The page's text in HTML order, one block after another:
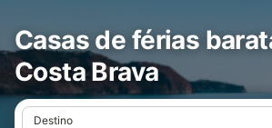
Casas de férias
Costa Brava
Destino